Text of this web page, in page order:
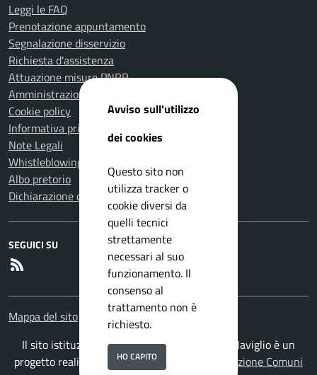
Leggi le FAQ
Prenotazione appuntamento
Segnalazione disservizio
Richiesta d'assistenza
Attuazione misure PNRR
Amministrazione trasparente
Cookie policy
Informativa privacy
Note Legali
Whistleblowing
Albo pretorio
Dichiarazione di accessibilità
SEGUICI SU
Mappa del sito
Il sito istituzionale del Comune di San Zeno Naviglio è un
progetto realizzato daISWEB S.p.A.
Soluzione Comuni
Avviso sull'utilizzo
dei cookies
Questo sito non
utilizza tracker o
cookie diversi da
quelli tecnici
strettamente
necessari al suo
funzionamento. Il
consenso al
trattamento non è
richiesto.
HO CAPITO